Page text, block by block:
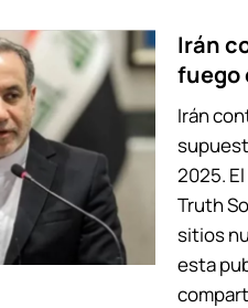
Irán
fuego
Irán
2025.
Truth
sitios
esta